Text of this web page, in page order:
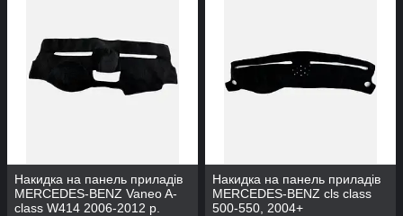
Накидка на панель приладів
MERCEDES-BENZ Vaneo A-
class W414 2006-2012 р.
Накидка на панель приладів
MERCEDES-BENZ cls class
500-550, 2004+